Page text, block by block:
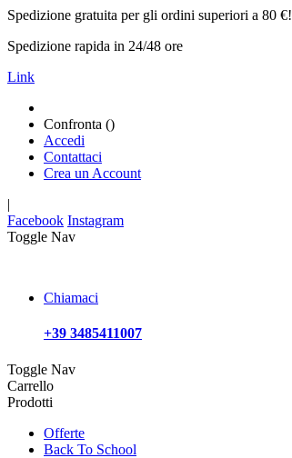
Spedizione gratuita per gli ordini superiori a 80 €!
Spedizione rapida in 24/48 ore
Link
Confronta ()
Accedi
Contattaci
Crea un Account
|
Facebook Instagram
Toggle Nav
Chiamaci
+39 3485411007
Toggle Nav
Carrello
Prodotti
Offerte
Back To School